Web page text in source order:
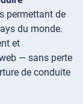
permettant de
du monde.
et
— sans perte
de conduite